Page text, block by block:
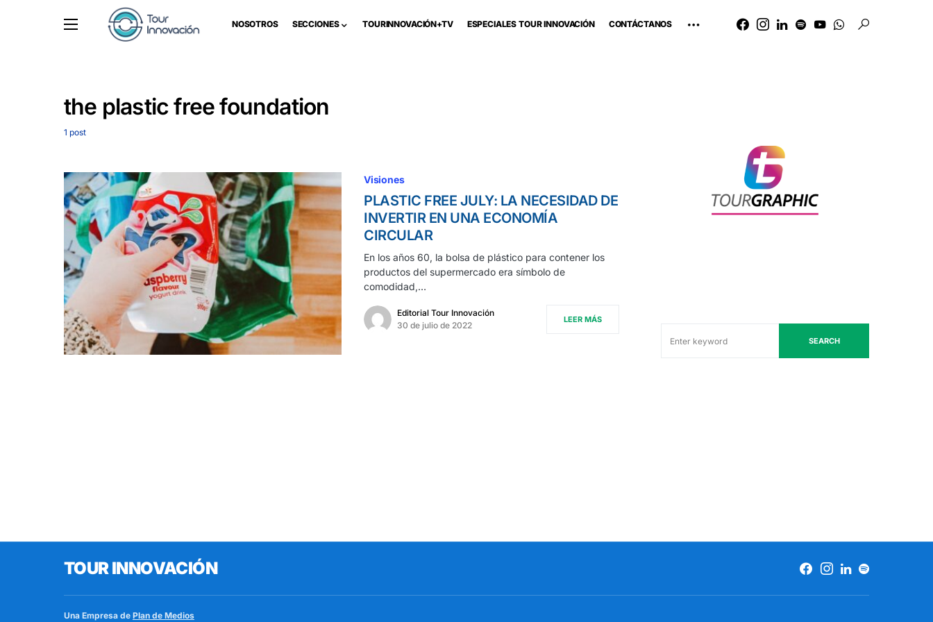
NOSOTROS SECCIONES TOURINNOVACIÓN+TV ESPECIALES TOUR INNOVACIÓN CONTÁCTANOS
the plastic free foundation
1 post
Visiones
PLASTIC FREE JULY: LA NECESIDAD DE
INVERTIR EN UNA ECONOMÍA
CIRCULAR
En los años 60, la bolsa de plástico para contener los
productos del supermercado era símbolo de
comodidad,…
Editorial Tour Innovación
30 de julio de 2022
LEER MÁS
SEARCH
TOUR INNOVACIÓN
Una Empresa de Plan de Medios